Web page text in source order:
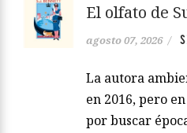
El olfato de
agosto 07, 2026 /
La autora
en 2016, pero
por buscar